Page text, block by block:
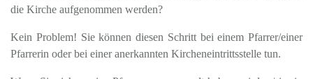
die Kirche aufgenommen werden?
Kein Problem! Sie können diesen Schritt bei einem Pfarrer/einer
Pfarrerin oder bei einer anerkannten Kircheneintrittsstelle tun.